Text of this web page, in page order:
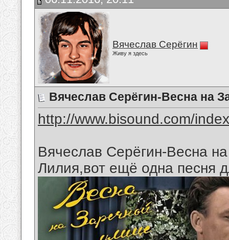
Вячеслав Серёгин
Живу я здесь
Вячеслав Серёгин-Весна на
http://www.bisound.com/
Вячеслав Серёгин-Весна
Лилия,вот ещё одна песня